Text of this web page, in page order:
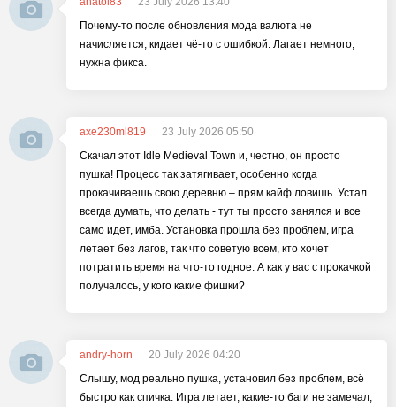
Почему-то после обновления мода валюта не
начисляется, кидает чё-то с ошибкой. Лагает немного,
нужна фикса.
axe230ml819
23 July 2026 05:50
Скачал этот Idle Medieval Town и, честно, он просто
пушка! Процесс так затягивает, особенно когда
прокачиваешь свою деревню – прям кайф ловишь. Устал
всегда думать, что делать - тут ты просто занялся и все
само идет, имба. Установка прошла без проблем, игра
летает без лагов, так что советую всем, кто хочет
потратить время на что-то годное. А как у вас с прокачкой
получалось, у кого какие фишки?
andry-horn
20 July 2026 04:20
Слышу, мод реально пушка, установил без проблем, всё
быстро как спичка. Игра летает, какие-то баги не замечал,